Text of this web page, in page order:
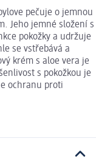
pečuje o jemnou
Jeho jemné složení s
pokožky a udržuje
se vstřebává a
krém s aloe vera je
s pokožkou je
ochranu proti